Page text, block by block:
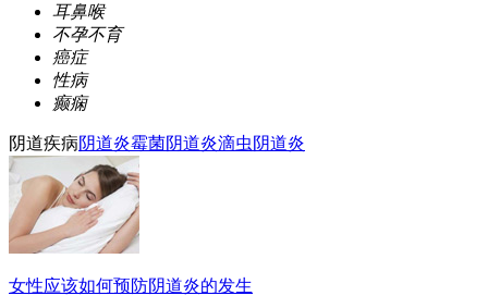
耳鼻喉
不孕不育
癌症
性病
癫痫
阴道疾病阴道炎霉菌阴道炎滴虫阴道炎
女性应该如何预防阴道炎的发生